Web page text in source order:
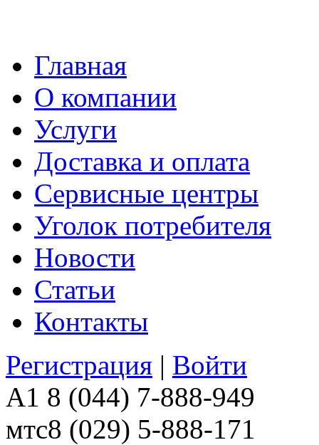
Главная
О компании
Услуги
Доставка и оплата
Сервисные центры
Уголок потребителя
Новости
Статьи
Контакты
Регистрация | Войти
A1 8 (044) 7-888-949
мтс8 (029) 5-888-171